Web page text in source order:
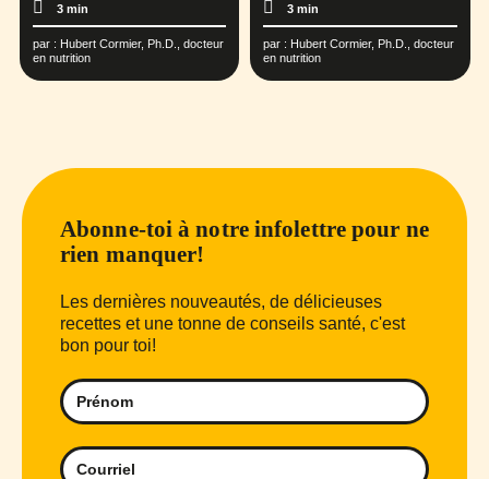
3 min
par : Hubert Cormier, Ph.D., docteur
en nutrition
3 min
par : Hubert Cormier, Ph.D., docteur
en nutrition
Abonne-toi à notre infolettre pour ne
rien manquer!
Les dernières nouveautés, de délicieuses
recettes et une tonne de conseils santé, c'est
bon pour toi!